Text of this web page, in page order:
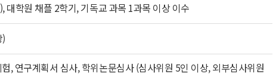
대학원 채플 2학기, 기독교 과목 1과목 이상 이수
, 연구계획서 심사, 학위논문심사 (심사위원 5인 이상, 외부심사위원